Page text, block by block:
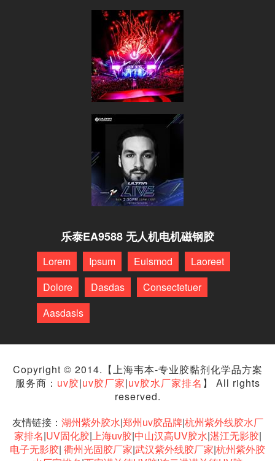
乐泰EA9588 无人机电机磁钢胶
Lorem Ipsum Euismod
Laoreet
Dolore
Dasdas
Consectetuer
Aasdasls
Copyright © 2014.【上海韦本-专业胶黏剂化学品方案
服务商： uv胶|uv胶厂家|uv胶水厂家排名 】 All rights
reserved.
友情链接： 湖州紫外胶水|郑州uv胶品牌|杭州紫外线胶水厂
家排名|UV固化胶|上海uv胶|中山汉高UV胶水|湛江无影胶|
电子无影胶| 衢州光固胶厂家|武汉紫外线胶厂家|杭州紫外胶